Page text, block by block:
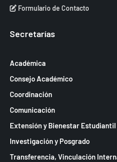
Formulario de Contacto
Secretarías
Académica
Consejo Académico
Coordinación
Comunicación
Extensión y Bienestar Estudiantil
Investigación y Posgrado
Transferencia, Vinculación